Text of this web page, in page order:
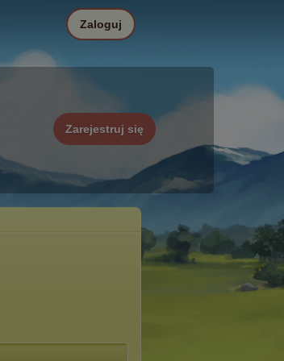
Zarejestruj się
Zaloguj